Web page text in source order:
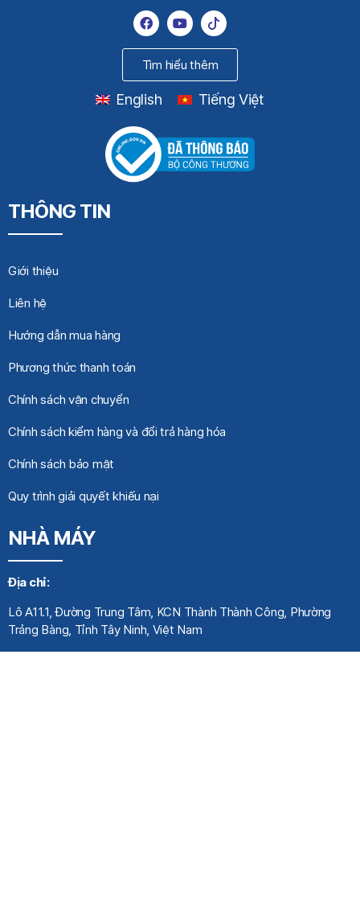
Tìm hiểu thêm
English Tiếng Việt
THÔNG TIN
Giới thiệu
Liên hệ
Hướng dẫn mua hàng
Phương thức thanh toán
Chính sách vận chuyển
Chính sách kiểm hàng và đổi trả hàng hóa
Chính sách bảo mật
Quy trình giải quyết khiếu nại
NHÀ MÁY
Địa chỉ:
Lô A11.1, Đường Trung Tâm, KCN Thành Thành Công, Phường
Trảng Bàng, Tỉnh Tây Ninh, Việt Nam